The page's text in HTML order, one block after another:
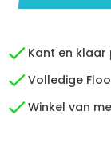
Kant en
Volledige
Winkel van